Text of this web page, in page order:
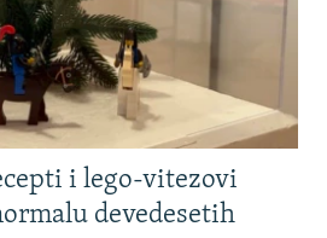
i lego-vitezovi
devedesetih